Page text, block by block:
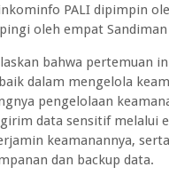
PALI dipimpin
oleh empat
bahwa pertemuan
dalam mengelola
pengelolaan
data sensitif melalui
keamanannya,
dan backup data.